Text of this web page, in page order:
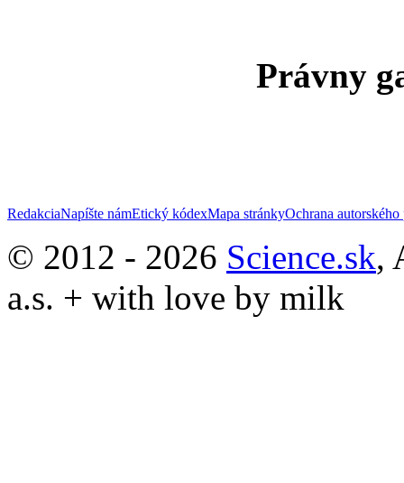
Právny
RedakciaNapíšte námEtický kódexMapa stránkyOchrana autorského
© 2012 - 2026 Science.sk,
a.s. + with love by milk